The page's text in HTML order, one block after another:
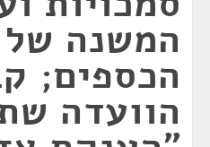
המשנה
הכספים;
הוועדה